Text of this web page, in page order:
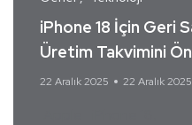
iPhone 18 İçin Geri
Üretim Takvimini
22 Aralık 2025 22 Aralık 2025